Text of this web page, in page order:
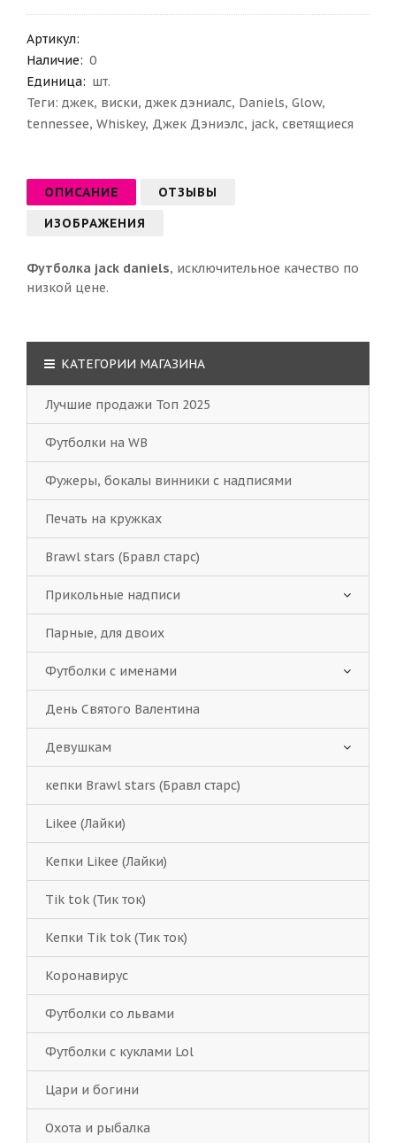
Артикул:
Наличие: 0
Единица: шт.
Теги: джек, виски, джек дэниалс, Daniels, Glow,
tennessee, Whiskey, Джек Дэниэлс, jack, светящиеся
ОПИСАНИЕ
ОТЗЫВЫ
ИЗОБРАЖЕНИЯ
Футболка jack daniels, исключительное качество по
низкой цене.
КАТЕГОРИИ МАГАЗИНА
Лучшие продажи Топ 2025
Футболки на WB
Фужеры, бокалы винники с надписями
Печать на кружках
Brawl stars (Бравл старс)
Прикольные надписи
Парные, для двоих
Футболки с именами
День Святого Валентина
Девушкам
кепки Brawl stars (Бравл старс)
Likee (Лайки)
Кепки Likee (Лайки)
Tik tok (Тик ток)
Кепки Tik tok (Тик ток)
Коронавирус
Футболки со львами
Футболки с куклами Lol
Цари и богини
Охота и рыбалка